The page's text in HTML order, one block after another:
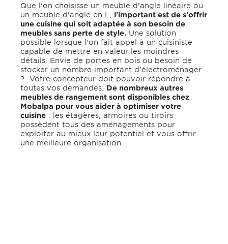
Que l'on choisisse un meuble d'angle linéaire ou
un meuble d'angle en L, l'important est de s'offrir
une cuisine qui soit adaptée à son besoin de
meubles sans perte de style. Une solution
possible lorsque l'on fait appel à un cuisiniste
capable de mettre en valeur les moindres
détails. Envie de portes en bois ou besoin de
stocker un nombre important d'électroménager
? Votre concepteur doit pouvoir répondre à
toutes vos demandes. De nombreux autres
meubles de rangement sont disponibles chez
Mobalpa pour vous aider à optimiser votre
cuisine : les étagères, armoires ou tiroirs
possèdent tous des aménagements pour
exploiter au mieux leur potentiel et vous offrir
une meilleure organisation.